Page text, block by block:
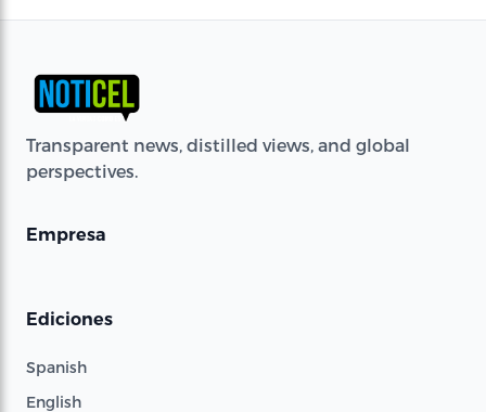
Transparent news, distilled views, and global
perspectives.
Empresa
Ediciones
Spanish
English